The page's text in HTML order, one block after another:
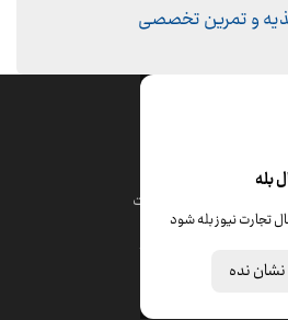
و تمرین تخصصی
بله
تجارت نیوز بله شود
نشان نده
قیمت درهم امارات